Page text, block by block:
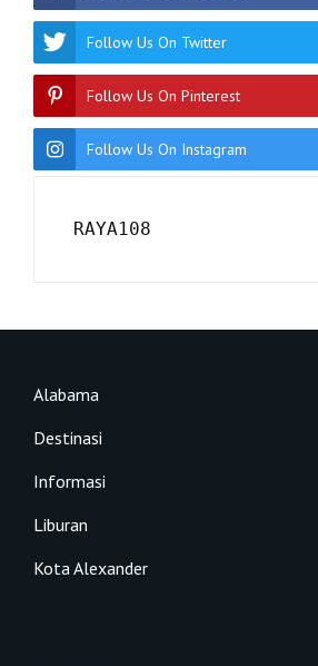
Follow Us On Twitter
Follow Us On Pinterest
Follow Us On Instagram
RAYA108
Alabama
Destinasi
Informasi
Liburan
Kota Alexander